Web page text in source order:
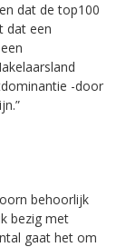
dat de top100
dat een
-door
behoorlijk
bezig met
gaat het om